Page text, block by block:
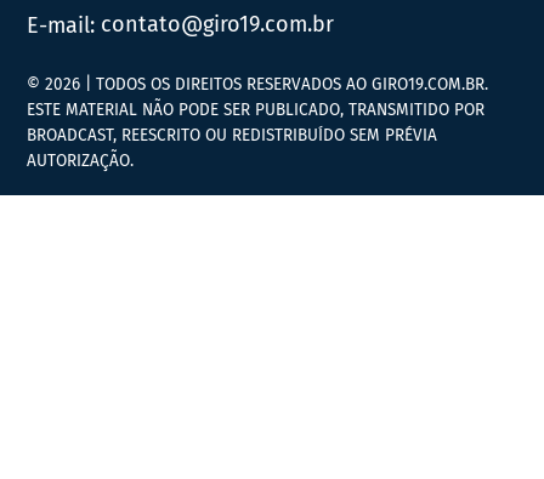
E-mail: contato@giro19.com.br
© 2026 | TODOS OS DIREITOS RESERVADOS AO GIRO19.COM.BR.
ESTE MATERIAL NÃO PODE SER PUBLICADO, TRANSMITIDO POR
BROADCAST, REESCRITO OU REDISTRIBUÍDO SEM PRÉVIA
AUTORIZAÇÃO.